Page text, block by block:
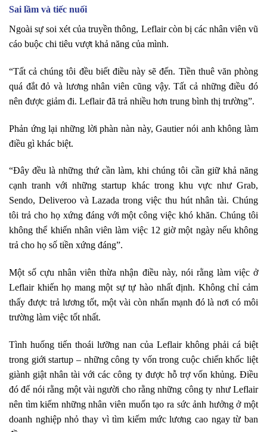
Sai lầm và tiếc nuối
Ngoài sự soi xét của truyền thông, Leflair còn bị các nhân viên vũ
cáo buộc chi tiêu vượt khả năng của mình.
“Tất cả chúng tôi đều biết điều này sẽ đến. Tiền thuê văn phòng
quá đắt đỏ và lương nhân viên cũng vậy. Tất cả những điều đó
nên được giảm đi. Leflair đã trả nhiều hơn trung bình thị trường”.
Phản ứng lại những lời phàn nàn này, Gautier nói anh không làm
điều gì khác biệt.
“Đây đều là những thứ cần làm, khi chúng tôi cần giữ khả năng
cạnh tranh với những startup khác trong khu vực như Grab,
Sendo, Deliveroo và Lazada trong việc thu hút nhân tài. Chúng
tôi trả cho họ xứng đáng với một công việc khó khăn. Chúng tôi
không thể khiến nhân viên làm việc 12 giờ một ngày nếu không
trả cho họ số tiền xứng đáng”.
Một số cựu nhân viên thừa nhận điều này, nói rằng làm việc ở
Leflair khiến họ mang một sự tự hào nhất định. Không chỉ cảm
thấy được trả lương tốt, một vài còn nhấn mạnh đó là nơi có môi
trường làm việc tốt nhất.
Tình huống tiến thoái lưỡng nan của Leflair không phải cá biệt
trong giới startup – những công ty vốn trong cuộc chiến khốc liệt
giành giật nhân tài với các công ty được hỗ trợ vốn khủng. Điều
đó để nói rằng một vài người cho rằng những công ty như Leflair
nên tìm kiếm những nhân viên muốn tạo ra sức ảnh hưởng ở một
doanh nghiệp nhỏ thay vì tìm kiếm mức lương cao ngay từ ban